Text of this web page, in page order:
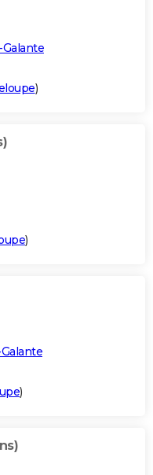
)
)
)